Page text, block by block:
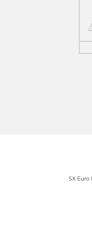
SX